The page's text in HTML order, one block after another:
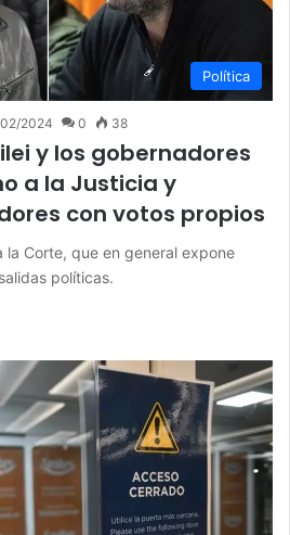
Política
2024 0 38
y los gobernadores
a la Justicia y
con votos propios
Corte, que en general expone
políticas.